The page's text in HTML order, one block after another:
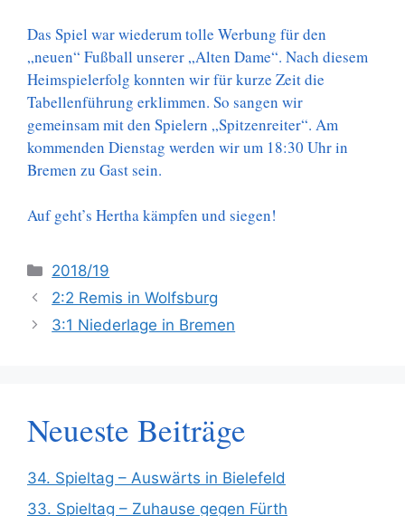
Das Spiel war wiederum tolle Werbung für den
„neuen“ Fußball unserer „Alten Dame“. Nach diesem
Heimspielerfolg konnten wir für kurze Zeit die
Tabellenführung erklimmen. So sangen wir
gemeinsam mit den Spielern „Spitzenreiter“. Am
kommenden Dienstag werden wir um 18:30 Uhr in
Bremen zu Gast sein.
Auf geht’s Hertha kämpfen und siegen!
Kategorien
2018/19
2:2 Remis in Wolfsburg
3:1 Niederlage in Bremen
Neueste Beiträge
34. Spieltag – Auswärts in Bielefeld
33. Spieltag – Zuhause gegen Fürth